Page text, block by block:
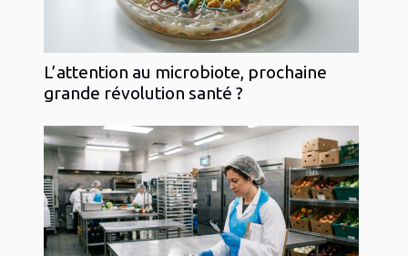
L’attention au microbiote, prochaine
grande révolution santé ?